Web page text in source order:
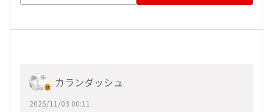
カランダッシュ
2025/11/03 00:11